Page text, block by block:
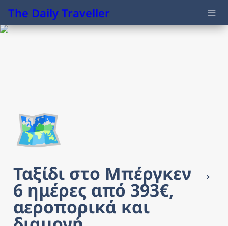
The Daily Traveller
🗺️
Ταξίδι στo Μπέργκεν →
6 ημέρες από 393€,
αεροπορικά και